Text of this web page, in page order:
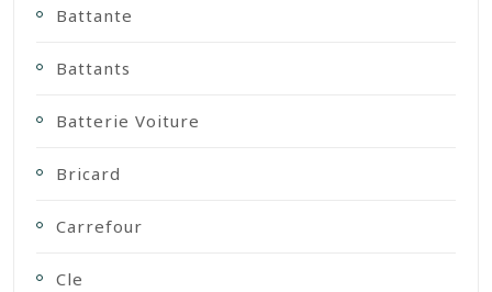
Battante
Battants
Batterie Voiture
Bricard
Carrefour
Cle